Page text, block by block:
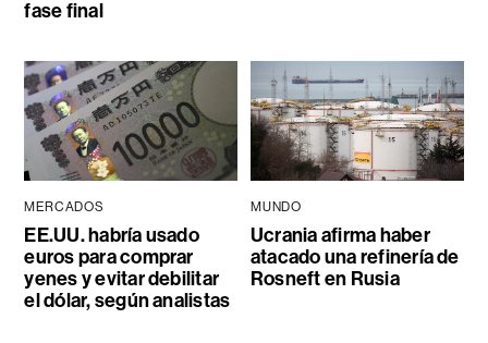
fase final
MERCADOS
EE.UU. habría usado
euros para comprar
yenes y evitar debilitar
el dólar, según analistas
MUNDO
Ucrania afirma haber
atacado una refinería de
Rosneft en Rusia